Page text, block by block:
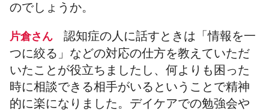
のでしょうか。
片倉さん認知症の人に話すときは「情報を一
つに絞る」などの対応の仕方を教えていただ
いたことが役立ちましたし、何よりも困った
時に相談できる相手がいるということで精神
的に楽になりました。デイケアでの勉強会や